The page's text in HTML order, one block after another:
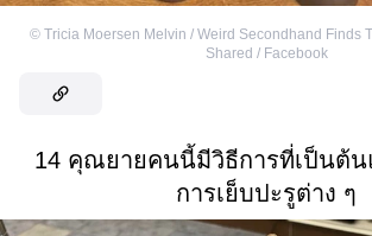
© Tricia Moersen Melvin / Weird Secondhand Finds
Shared / Facebook
14 คุณยายคนนี้มีวิธีการที่เป็นต้
การเย็บปะรูต่าง ๆ